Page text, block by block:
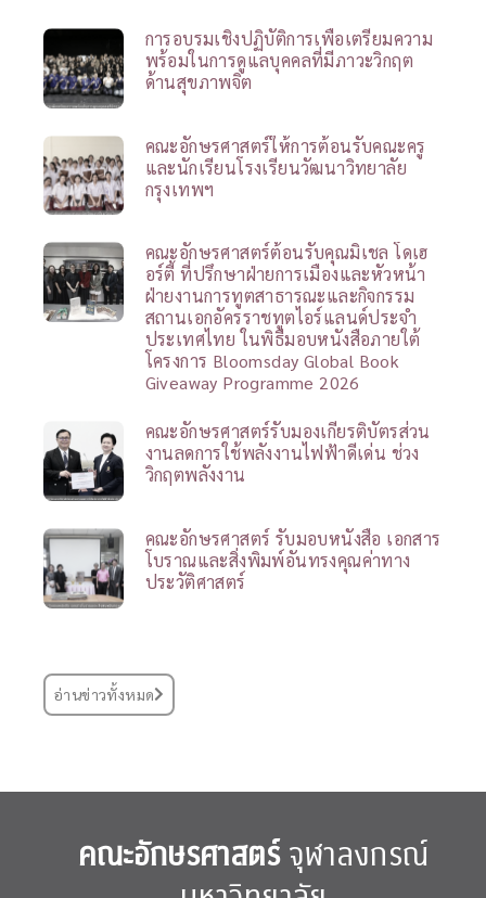
การอบรมเชิงปฏิบัติการเพื่อเตรียมความ
พร้อมในการดูแลบุคคลที่มีภาวะวิกฤต
ด้านสุขภาพจิต
คณะอักษรศาสตร์ให้การต้อนรับคณะครู
และนักเรียนโรงเรียนวัฒนาวิทยาลัย
กรุงเทพฯ
คณะอักษรศาสตร์ต้อนรับคุณมิเชล โดเฮ
อร์ตี้ ที่ปรึกษาฝ่ายการเมืองและหัวหน้า
ฝ่ายงานการทูตสาธารณะและกิจกรรม
สถานเอกอัครราชทูตไอร์แลนด์ประจำ
ประเทศไทย ในพิธีมอบหนังสือภายใต้
โครงการ Bloomsday Global Book
Giveaway Programme 2026
คณะอักษรศาสตร์รับมองเกียรติบัตรส่วน
งานลดการใช้พลังงานไฟฟ้าดีเด่น ช่วง
วิกฤตพลังงาน
คณะอักษรศาสตร์ รับมอบหนังสือ เอกสาร
โบราณและสิ่งพิมพ์อันทรงคุณค่าทาง
ประวัติศาสตร์
อ่านข่าวทั้งหมด
คณะอักษรศาสตร์จุฬาลงกรณ์